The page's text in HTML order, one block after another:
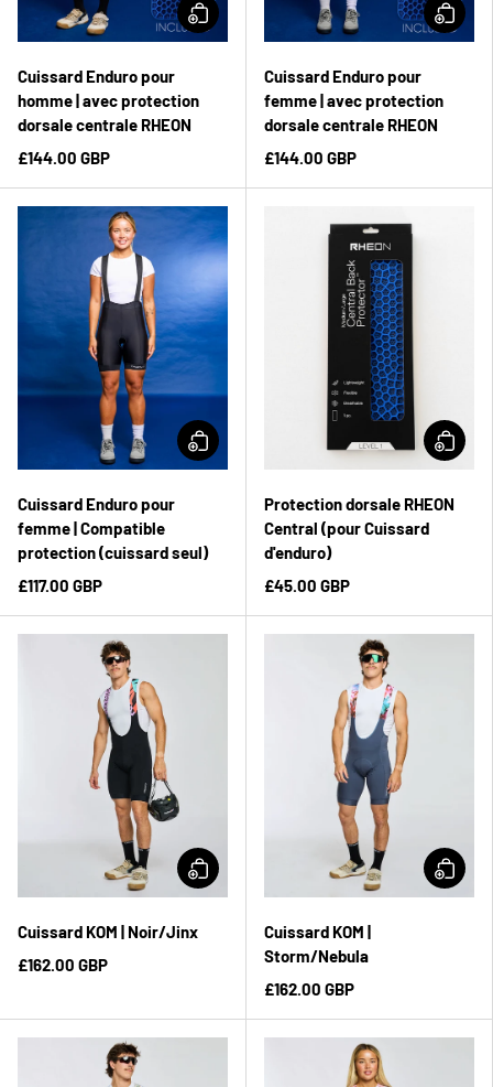
Cuissard Enduro pour
homme | avec protection
dorsale centrale RHEON
£144.00 GBP
Cuissard Enduro pour
femme | avec protection
dorsale centrale RHEON
£144.00 GBP
Cuissard Enduro pour
femme | Compatible
protection (cuissard seul)
£117.00 GBP
Protection dorsale RHEON
Central (pour Cuissard
d'enduro)
£45.00 GBP
Cuissard KOM | Noir/Jinx
£162.00 GBP
Cuissard KOM |
Storm/Nebula
£162.00 GBP